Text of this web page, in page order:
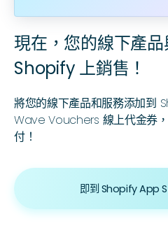
現在，您的線下產
Shopify 上銷售！
將您的線下產品和服務添加到
Wave Vouchers 線上代金券
付！
即到 Shopify App